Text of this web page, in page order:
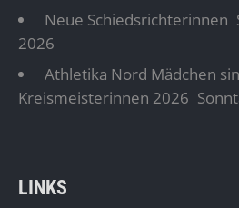
Neue Schiedsrichterinnen
2026
Athletika Nord Mädchen
Kreismeisterinnen 2026
LINKS